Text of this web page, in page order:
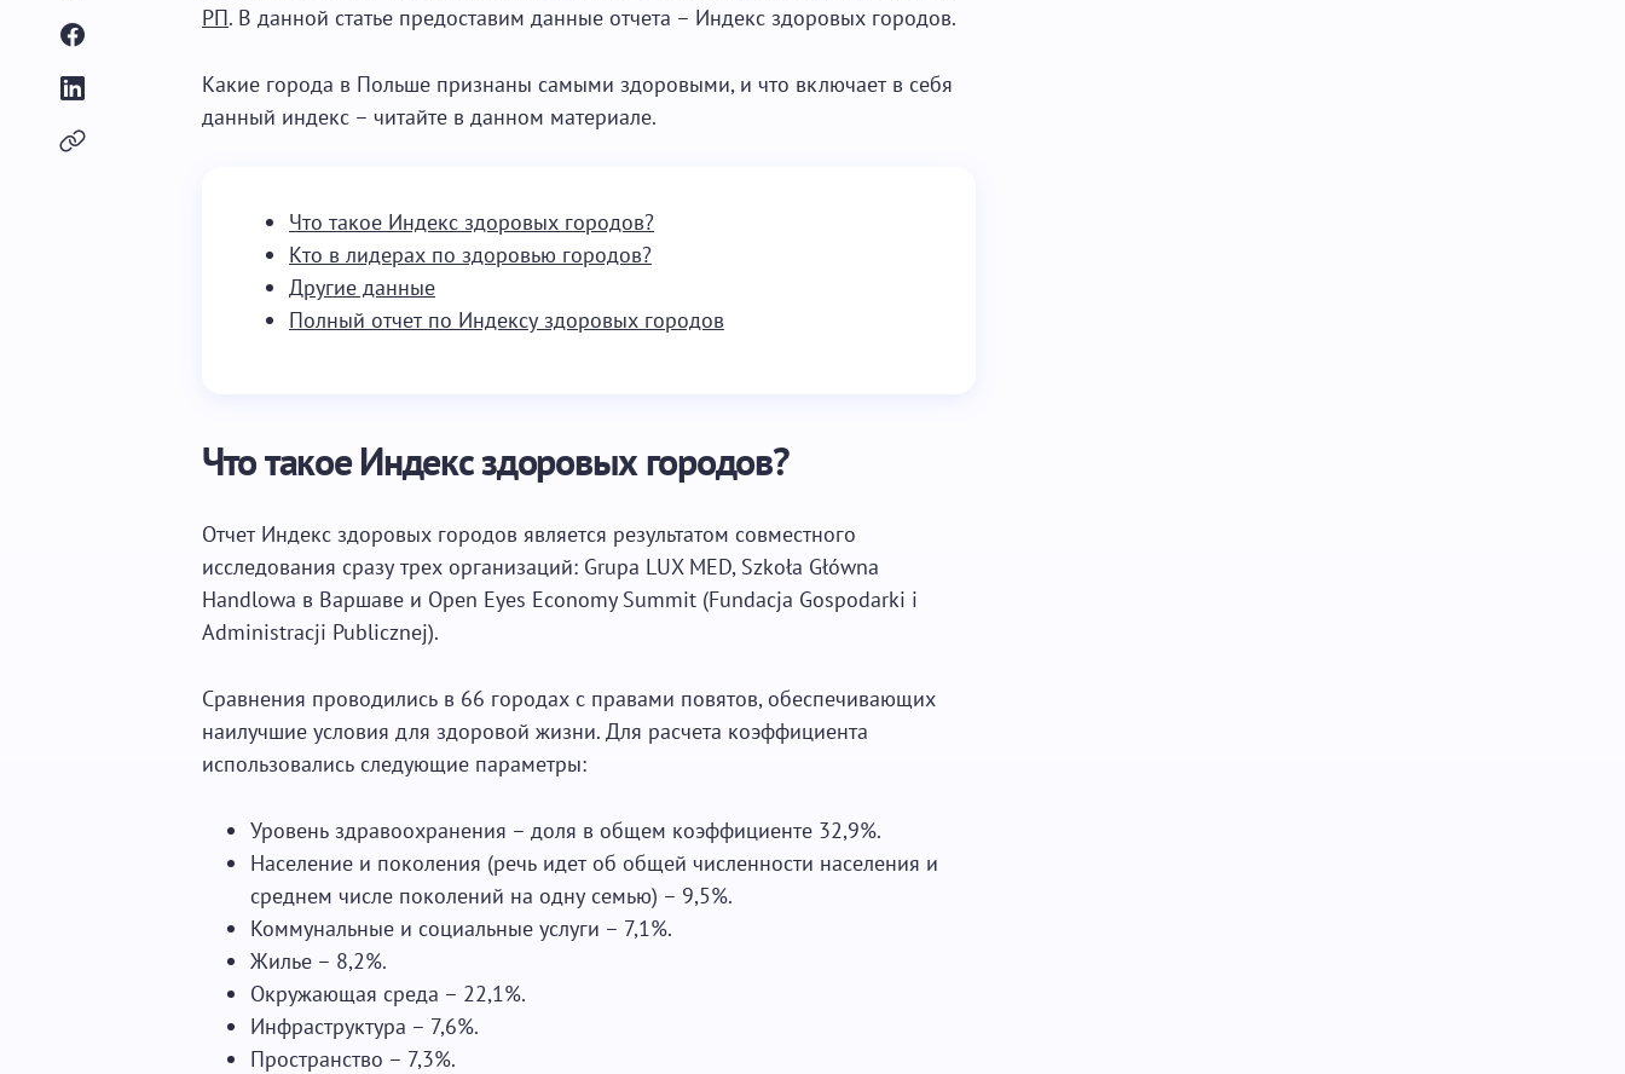
РП. В данной статье предоставим данные отчета – Индекс здоровых городов.
Какие города в Польше признаны самыми здоровыми, и что включает в себя
данный индекс – читайте в данном материале.
Что такое Индекс здоровых городов?
Кто в лидерах по здоровью городов?
Другие данные
Полный отчет по Индексу здоровых городов
Что такое Индекс здоровых городов?
Отчет Индекс здоровых городов является результатом совместного
исследования сразу трех организаций: Grupa LUX MED, Szkoła Główna
Handlowa в Варшаве и Open Eyes Economy Summit (Fundacja Gospodarki i
Administracji Publicznej).
Сравнения проводились в 66 городах с правами повятов, обеспечивающих
наилучшие условия для здоровой жизни. Для расчета коэффициента
использовались следующие параметры:
Уровень здравоохранения – доля в общем коэффициенте 32,9%.
Население и поколения (речь идет об общей численности населения и
среднем числе поколений на одну семью) – 9,5%.
Коммунальные и социальные услуги – 7,1%.
Жилье – 8,2%.
Окружающая среда – 22,1%.
Инфраструктура – 7,6%.
Пространство – 7,3%.